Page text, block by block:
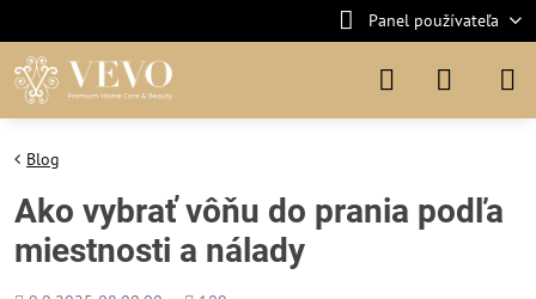
Panel používateľa
Blog
Ako vybrať vôňu do prania podľa
miestnosti a nálady